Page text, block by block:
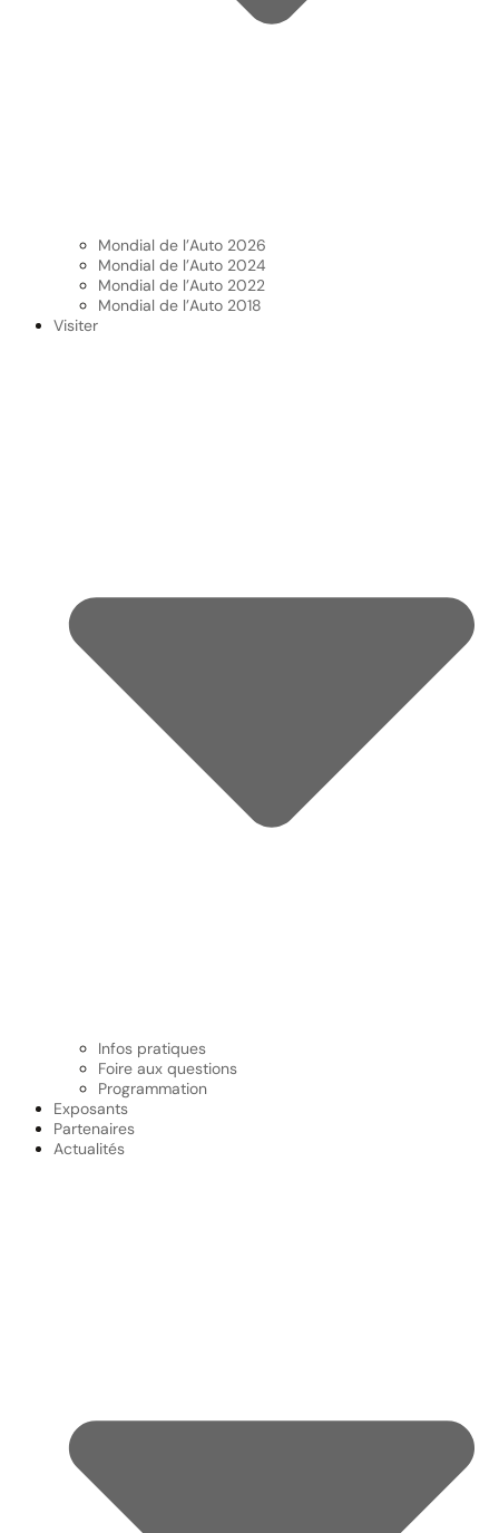
Mondial de l’Auto 2026
Mondial de l’Auto 2024
Mondial de l’Auto 2022
Mondial de l’Auto 2018
Visiter
Infos pratiques
Foire aux questions
Programmation
Exposants
Partenaires
Actualités